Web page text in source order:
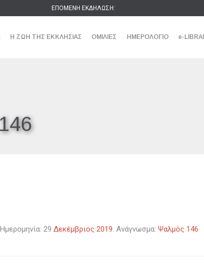
ΕΠΟΜΕΝΗ ΕΚΔΗΛΩΣΗ:
Η ΖΩΗ ΤΗΣ ΕΚΚΛΗΣΙΑΣ ΟΜΙΛΙΕΣ ΗΜΕΡΟΛΟΓΙΟ e-
29 Δεκέμβριος 2019. Ανάγνωσμα: Ψαλμός 146